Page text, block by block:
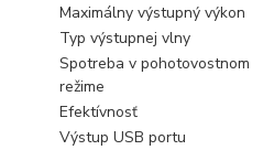
Maximálny výstupný výkon
Typ výstupnej vlny
Spotreba v pohotovostnom
režime
Efektívnosť
Výstup USB portu